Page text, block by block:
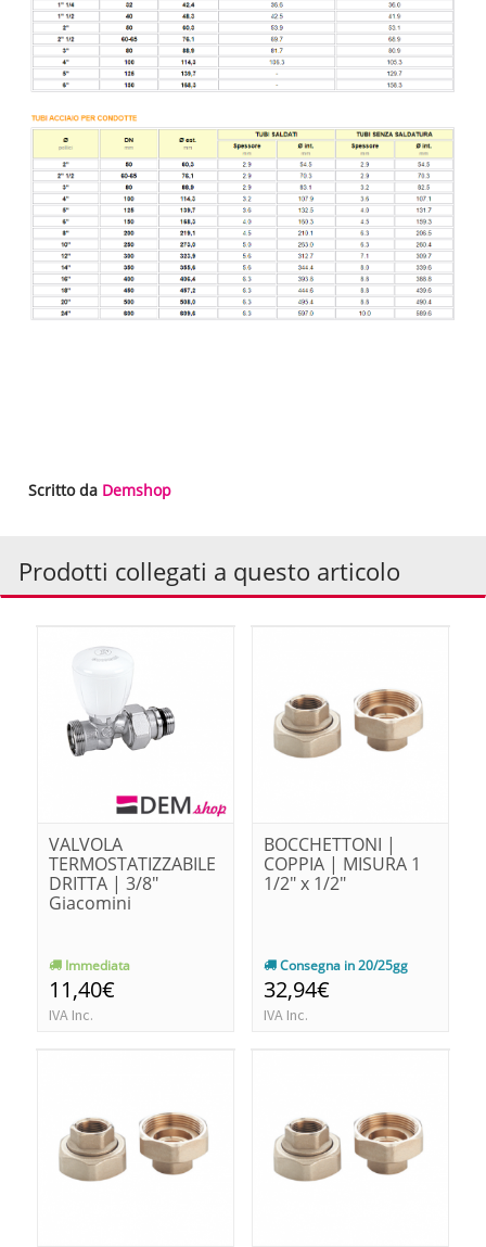
Scritto da Demshop
Prodotti collegati a questo articolo
VALVOLA
TERMOSTATIZZABILE
DRITTA | 3/8"
Giacomini
Immediata
11,40€
IVA Inc.
BOCCHETTONI |
COPPIA | MISURA 1
1/2" x 1/2"
Consegna in 20/25gg
32,94€
IVA Inc.